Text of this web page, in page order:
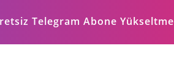
Telegram Abone Yükseltme